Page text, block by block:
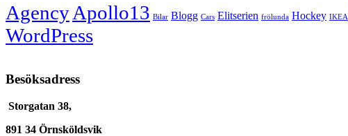
AgencyApollo13 Bilar Blogg Cars Elitserien frölunda Hockey IKEA
WordPress
Besöksadress
Storgatan 38,
891 34 Örnsköldsvik